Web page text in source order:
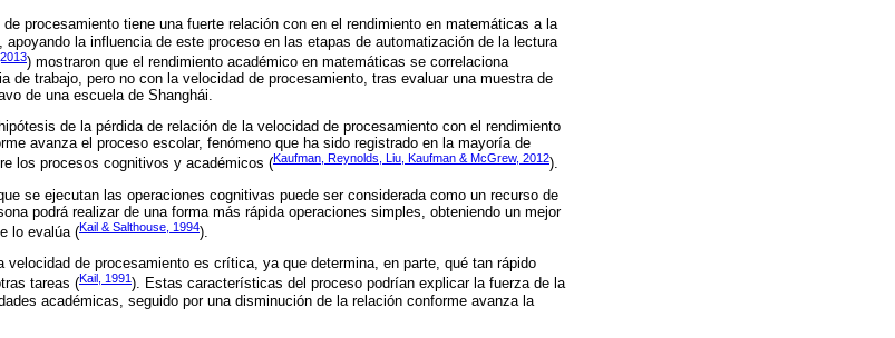
procesamiento tiene una fuerte relación con en el rendimiento en matemáticas a la
la influencia de este proceso en las etapas de automatización de la lectura
) mostraron que el rendimiento académico en matemáticas se correlaciona
de trabajo, pero no con la velocidad de procesamiento, tras evaluar una muestra de
de una escuela de Shanghái.
de la pérdida de relación de la velocidad de procesamiento con el rendimiento
avanza el proceso escolar, fenómeno que ha sido registrado en la mayoría de
los procesos cognitivos y académicos (Kaufman, Reynolds, Liu, Kaufman & McGrew, 2012).
se ejecutan las operaciones cognitivas puede ser considerada como un recurso de
podrá realizar de una forma más rápida operaciones simples, obteniendo un mejor
lo evalúa (Kail & Salthouse, 1994).
de procesamiento es crítica, ya que determina, en parte, qué tan rápido
tareas (Kail, 1991 ). Estas características del proceso podrían explicar la fuerza de la
académicas, seguido por una disminución de la relación conforme avanza la